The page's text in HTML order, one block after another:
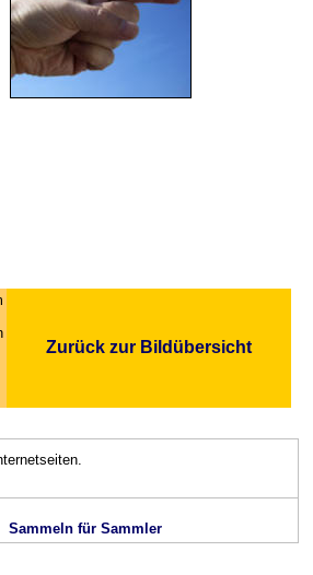
Zurück zur Bildübersicht
Sammeln für Sammler